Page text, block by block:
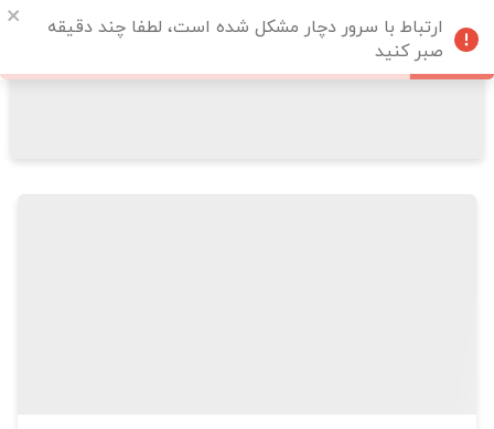
ارتباط با سرور دچار مشکل شده است، لطفا چند دقیقه
صبر کنید